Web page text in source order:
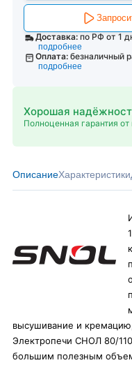
Доставка: по РФ от 1
подробнее
Оплата: безналичный
подробнее
Хорошая
Полноценная гарантия от
ОписаниеХарактеристики
высушивание и
Электропечи СНОЛ 80/
большим полезным